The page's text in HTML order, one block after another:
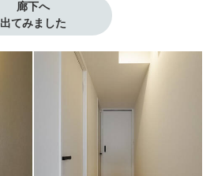
廊下へ
出てみました